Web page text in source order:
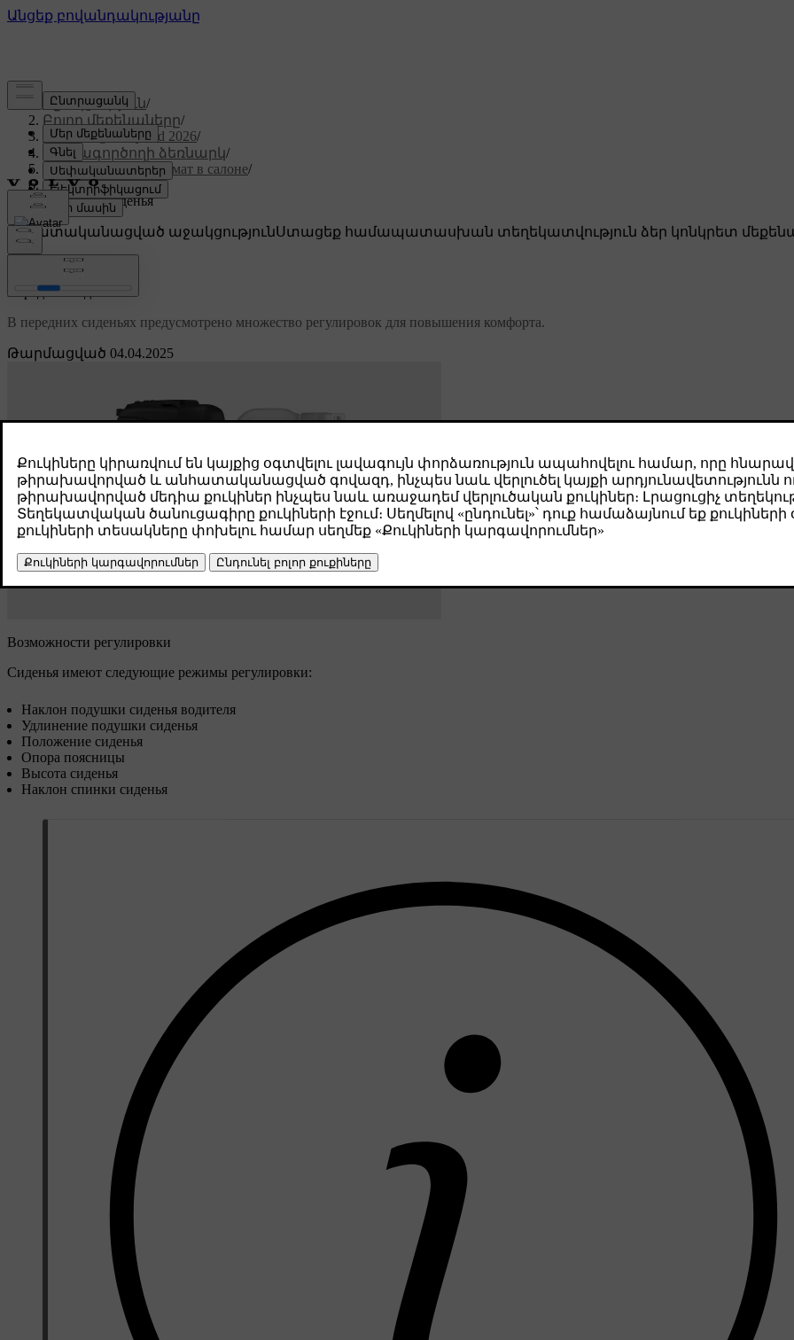
Աջակցություն/
Բոլոր մեքենաները/
XC60 Plug-in Hybrid 2026/
Օգտագործողի ձեռնարկ/
Комфорт и микроклимат в салоне/
Сиденья/
Передние сиденья
Անհատականացված աջակցությունՍտացեք համապատասխան տեղեկատվություն ձեր կոնկրետ
Մուտք գործել
Թարմացված 04.04.2025
Передние сиденья
В передних сиденьях предусмотрено множество регулировок для повышения комфорта.
Возможности регулировки
Сиденья имеют следующие режимы регулировки:
Наклон подушки сиденья водителя
Удлинение подушки сиденья
Положение сиденья
Опора поясницы
Высота сиденья
Наклон спинки сиденья